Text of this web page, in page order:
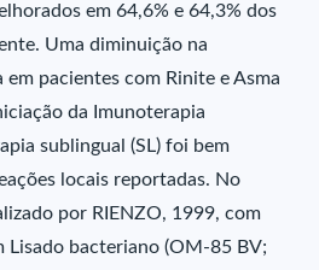
em 64,6% e 64,3% dos
Uma diminuição na
pacientes com Rinite e Asma
da Imunoterapia
sublingual (SL) foi bem
locais reportadas. No
por RIENZO, 1999, com
Lisado bacteriano (OM-85 BV;